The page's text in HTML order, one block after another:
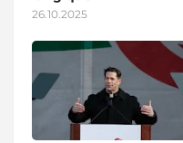
26.10.2025